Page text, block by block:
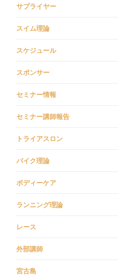
サプライヤー
スイム理論
スケジュール
スポンサー
セミナー情報
セミナー講師報告
トライアスロン
バイク理論
ボディーケア
ランニング理論
レース
外部講師
宮古島